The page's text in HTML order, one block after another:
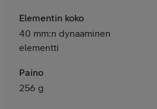
Elementin koko
40 mm:n dynaaminen
elementti
Paino
256 g